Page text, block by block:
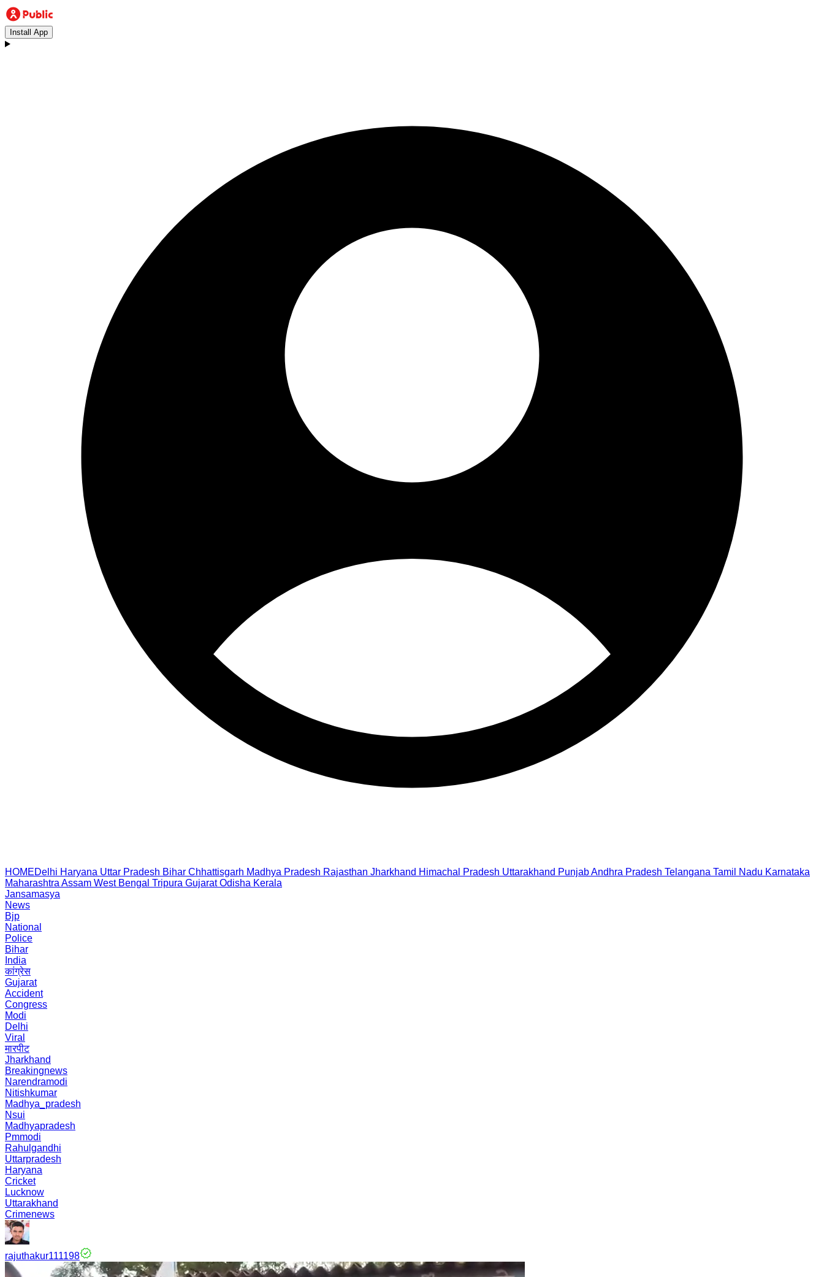
Install App
HOMEDelhi Haryana Uttar Pradesh Bihar Chhattisgarh Madhya Pradesh Rajasthan Jharkhand Himachal Pradesh Uttarakhand PunjabAndhra Pradesh Telangana Tamil Nadu Karnataka
Maharashtra Assam West Bengal Tripura Gujarat Odisha Kerala
Jansamasya
News
Bjp
National
Police
Bihar
India
कांग्रेस
Gujarat
Accident
Congress
Modi
Delhi
Viral
मारपीट
Jharkhand
Breakingnews
Narendramodi
Nitishkumar
Madhya_pradesh
Nsui
Madhyapradesh
Pmmodi
Rahulgandhi
Uttarpradesh
Haryana
Cricket
Lucknow
Uttarakhand
Crimenews
rajuthakur111198